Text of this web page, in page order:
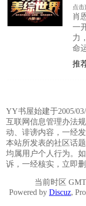
点击)
肖
一
力
命
推
YY书屋始建于2005/
互联网信息管理办法
动、诽谤内容，一经
本站所发表的社区话
均属用户个人行为。
诉，一经核实，立即
当前时区
Powered by Discuz,